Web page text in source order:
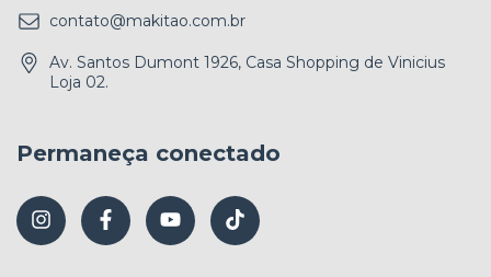
contato@makitao.com.br
Av. Santos Dumont 1926, Casa Shopping de Vinicius
Loja 02.
Permaneça conectado